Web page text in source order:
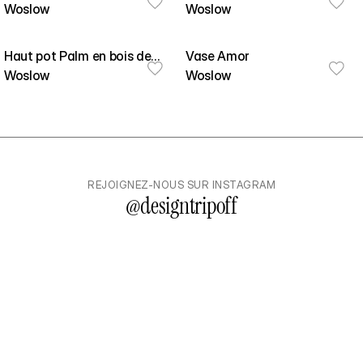
Woslow
Woslow
Haut pot Palm en bois de
palmier brûlé noir (100*50*55
Woslow
Vase Amor
Woslow
REJOIGNEZ-NOUS SUR INSTAGRAM
@designtripoff